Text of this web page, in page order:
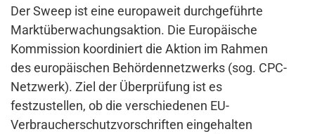
Der Sweep ist eine europaweit durchgeführte
Marktüberwachungsaktion. Die Europäische
Kommission koordiniert die Aktion im Rahmen
des europäischen Behördennetzwerks (sog. CPC-
Netzwerk). Ziel der Überprüfung ist es
festzustellen, ob die verschiedenen EU-
Verbraucherschutzvorschriften eingehalten